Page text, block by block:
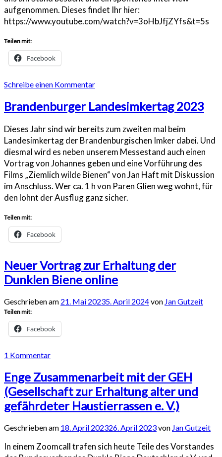
aufgenommen. Dieses findet Ihr hier:
https://www.youtube.com/watch?v=3oHbJfjZYfs&t=5s
Teilen mit:
Facebook
Schreibe einen Kommentar
Brandenburger Landesimkertag 2023
Dieses Jahr sind wir bereits zum zweiten mal beim
Landesimkertag der Brandenburgischen Imker dabei. Und
diesmal wird es neben unserem Messestand auch einen
Vortrag von Johannes geben und eine Vorführung des
Films „Ziemlich wilde Bienen“ von Jan Haft mit Diskussion
im Anschluss. Wer ca. 1 h von Paren Glien weg wohnt, für
den lohnt der Ausflug ganz sicher.
Teilen mit:
Facebook
Neuer Vortrag zur Erhaltung der
Dunklen Biene online
Geschrieben am 21. Mai 20235. April 2024von Jan Gutzeit
Teilen mit:
Facebook
1 Kommentar
Enge Zusammenarbeit mit der GEH
(Gesellschaft zur Erhaltung alter und
gefährdeter Haustierrassen e. V.)
Geschrieben am 18. April 202326. April 2023von Jan Gutzeit
In einem Zoomcall trafen sich heute Teile des Vorstandes